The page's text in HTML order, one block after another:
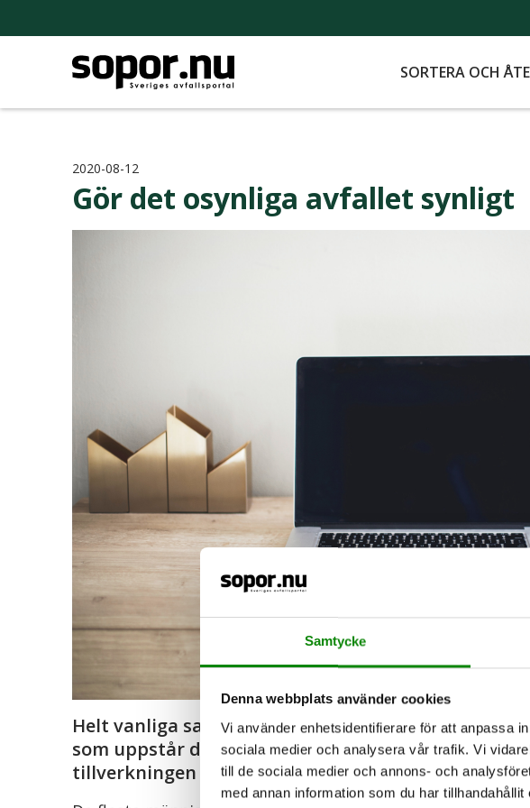
Samtycke
Denna webbplats använder cookies
Vi använder enhetsidentifierare för att anpassa
sociala medier och analysera vår trafik. Vi
till de sociala medier och annons- och
med annan information som du har
SORTERA OCH
2020-08-12
Gör det osynliga avfallet synligt
Helt vanliga saker lämnar avfall efter sig, som vi
som uppstår då en förbrukad produkt slängs så
tillverkningen av produkten.